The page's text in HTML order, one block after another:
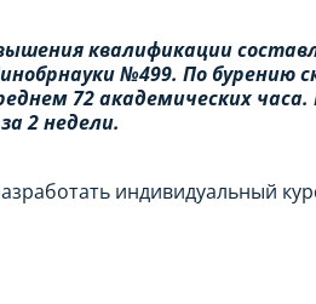
квалификации
№499. По бурению
72 академических
2 недели.
индивидуальный